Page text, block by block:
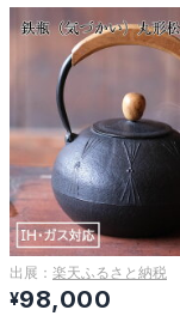
出展： 楽天ふるさと納税
¥98,000